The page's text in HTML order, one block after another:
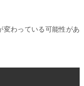
変わっている可能性があ